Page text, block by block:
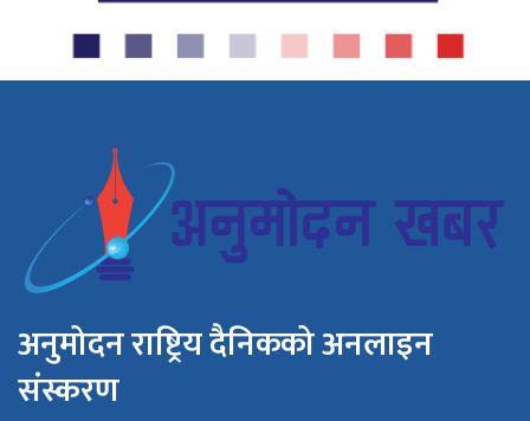
अनुमोदन राष्ट्रिय दैनिकको अनलाइन
संस्करण